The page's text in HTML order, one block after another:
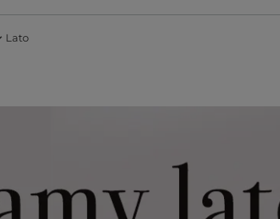
Lato